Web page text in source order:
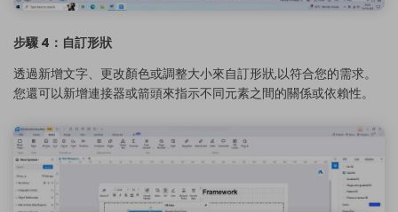
步驟 4：自訂形狀
透過新增文字、更改顏色或調整大小來自訂形狀,以符合您的需求。
您還可以新增連接器或箭頭來指示不同元素之間的關係或依賴性。